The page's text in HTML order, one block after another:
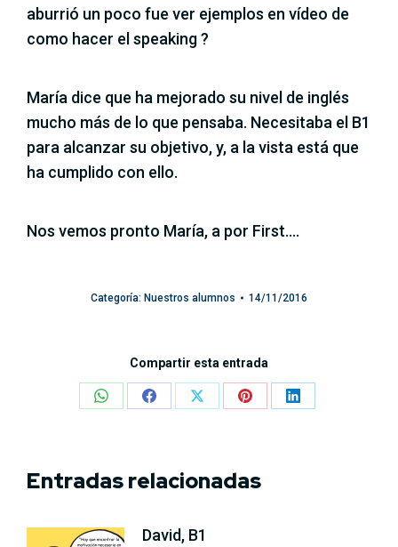
aburrió un poco fue ver ejemplos en vídeo de
como hacer el speaking ?
María dice que ha mejorado su nivel de inglés
mucho más de lo que pensaba. Necesitaba el B1
para alcanzar su objetivo, y, a la vista está que
ha cumplido con ello.
Nos vemos pronto María, a por First….
Categoría: Nuestros alumnos 14/11/2016
Compartir esta entrada
Share Share Share Share Share
Entradas relacionadas
David, B1